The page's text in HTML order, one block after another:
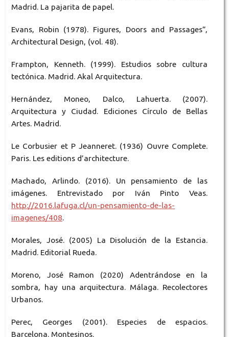
Madrid. La pajarita de papel.
Evans, Robin (1978). Figures, Doors and Passages”,
Architectural Design, (vol. 48).
Frampton, Kenneth. (1999). Estudios sobre cultura
tectónica. Madrid. Akal Arquitectura.
Hernández, Moneo, Dalco, Lahuerta. (2007).
Arquitectura y Ciudad. Ediciones Círculo de Bellas
Artes. Madrid.
Le Corbusier et P Jeanneret. (1936) Ouvre Complete.
Paris. Les editions d’architecture.
Machado, Arlindo. (2016). Un pensamiento de las
imágenes. Entrevistado por Iván Pinto Veas.
http://2016.lafuga.cl/un-pensamiento-de-las-
imagenes/408.
Morales, José. (2005) La Disolución de la Estancia.
Madrid. Editorial Rueda.
Moreno, José Ramon (2020) Adentrándose en la
sombra, hay una arquitectura. Málaga. Recolectores
Urbanos.
Perec, Georges (2001). Especies de espacios.
Barcelona. Montesinos.